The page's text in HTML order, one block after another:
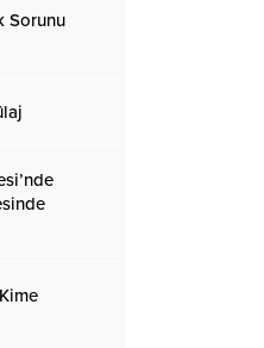
Sorunu